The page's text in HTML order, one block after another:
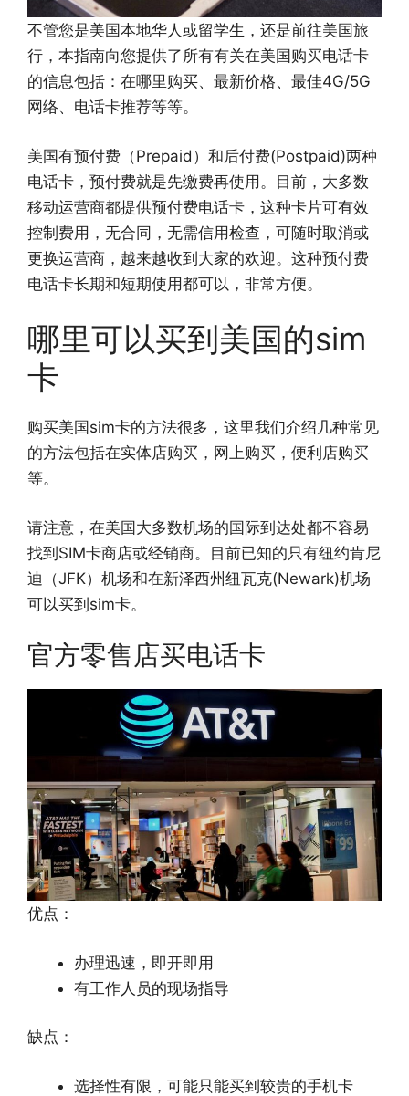
不管您是美国本地华人或留学生，还是前往美国旅
行，本指南向您提供了所有有关在美国购买电话卡
的信息包括：在哪里购买、最新价格、最佳4G/5G
网络、电话卡推荐等等。
美国有预付费（Prepaid）和后付费(Postpaid)两种
电话卡，预付费就是先缴费再使用。目前，大多数
移动运营商都提供预付费电话卡，这种卡片可有效
控制费用，无合同，无需信用检查，可随时取消或
更换运营商，越来越收到大家的欢迎。这种预付费
电话卡长期和短期使用都可以，非常方便。
哪里可以买到美国的sim
卡
购买美国sim卡的方法很多，这里我们介绍几种常见
的方法包括在实体店购买，网上购买，便利店购买
等。
请注意，在美国大多数机场的国际到达处都不容易
找到SIM卡商店或经销商。目前已知的只有纽约肯尼
迪（JFK）机场和在新泽西州纽瓦克(Newark)机场
可以买到sim卡。
官方零售店买电话卡
优点：
办理迅速，即开即用
有工作人员的现场指导
缺点：
选择性有限，可能只能买到较贵的手机卡